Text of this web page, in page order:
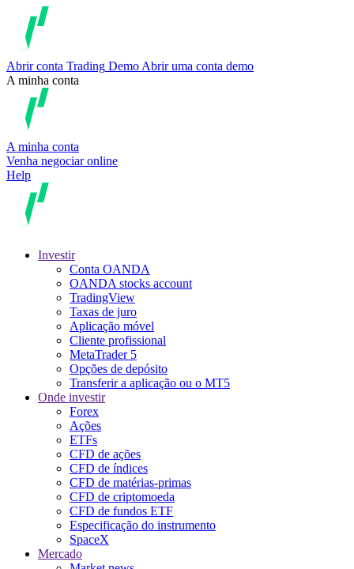
Abrir conta Trading Demo Abrir uma conta demo
A minha conta
A minha conta
Venha negociar online
Help
Investir
Conta OANDA
OANDA stocks account
TradingView
Taxas de juro
Aplicação móvel
Cliente profissional
MetaTrader 5
Opções de depósito
Transferir a aplicação ou o MT5
Onde investir
Forex
Ações
ETFs
CFD de ações
CFD de índices
CFD de matérias-primas
CFD de criptomoeda
CFD de fundos ETF
Especificação do instrumento
SpaceX
Mercado